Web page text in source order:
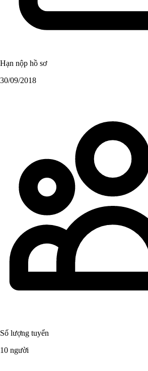
Hạn nộp hồ sơ
30/09/2018
Số lượng tuyển
10 người